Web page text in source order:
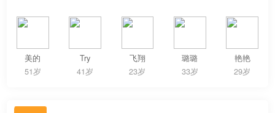
美的
51岁
Try
41岁
飞翔
23岁
璐璐
33岁
艳艳
29岁